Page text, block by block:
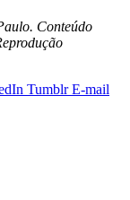
Conteúdo
Tumblr E-mail